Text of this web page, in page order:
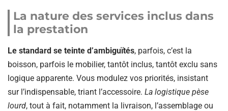
La nature des services inclus dans
la prestation
Le standard se teinte d’ambiguïtés, parfois, c’est la
boisson, parfois le mobilier, tantôt inclus, tantôt exclu sans
logique apparente. Vous modulez vos priorités, insistant
sur l’indispensable, triant l’accessoire. La logistique pèse
lourd, tout à fait, notamment la livraison, l’assemblage ou